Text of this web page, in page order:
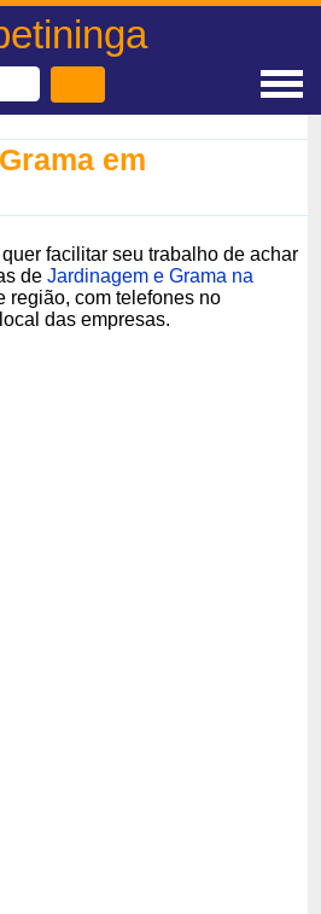
em
facilitar seu trabalho de achar
deJardinagem e Grama na
região, com telefones no
das empresas.